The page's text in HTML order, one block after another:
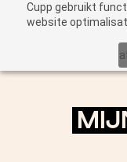
Cupp gebruikt
website